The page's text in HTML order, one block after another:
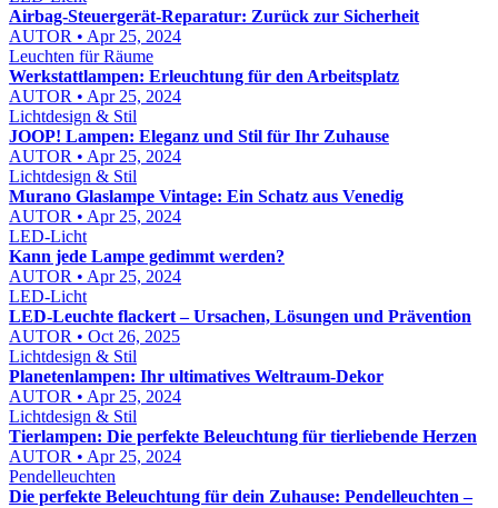
Airbag-Steuergerät-Reparatur: Zurück zur Sicherheit
AUTOR • Apr 25, 2024
Leuchten für Räume
Werkstattlampen: Erleuchtung für den Arbeitsplatz
AUTOR • Apr 25, 2024
Lichtdesign & Stil
JOOP! Lampen: Eleganz und Stil für Ihr Zuhause
AUTOR • Apr 25, 2024
Lichtdesign & Stil
Murano Glaslampe Vintage: Ein Schatz aus Venedig
AUTOR • Apr 25, 2024
LED-Licht
Kann jede Lampe gedimmt werden?
AUTOR • Apr 25, 2024
LED-Licht
LED-Leuchte flackert – Ursachen, Lösungen und Prävention
AUTOR • Oct 26, 2025
Lichtdesign & Stil
Planetenlampen: Ihr ultimatives Weltraum-Dekor
AUTOR • Apr 25, 2024
Lichtdesign & Stil
Tierlampen: Die perfekte Beleuchtung für tierliebende Herzen
AUTOR • Apr 25, 2024
Pendelleuchten
Die perfekte Beleuchtung für dein Zuhause: Pendelleuchten –